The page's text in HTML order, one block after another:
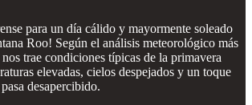
para un día cálido y mayormente soleado
Roo! Según el análisis meteorológico más
trae condiciones típicas de la primavera
elevadas, cielos despejados y un toque
desapercibido.